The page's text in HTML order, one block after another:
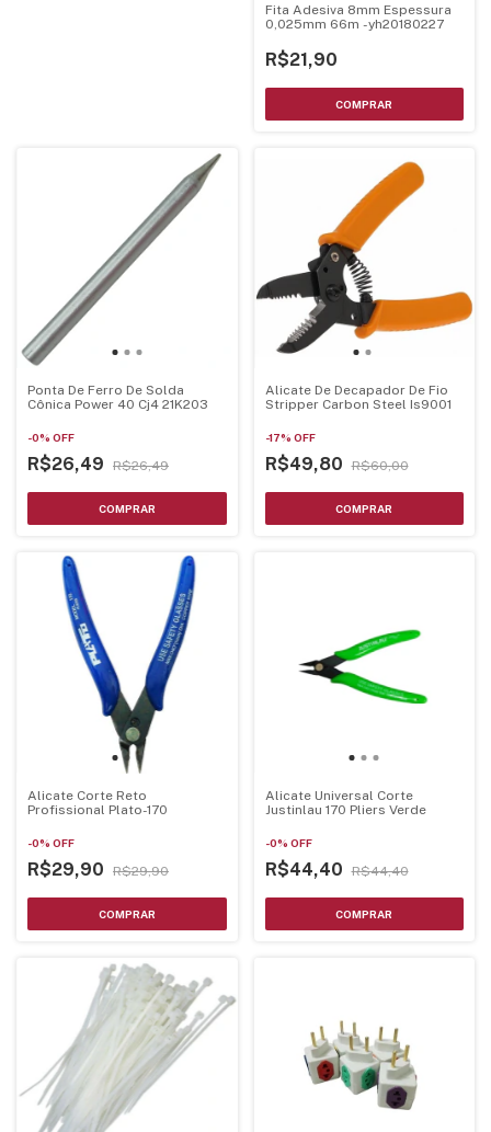
Fita Adesiva 8mm Espessura
0,025mm 66m -yh20180227
R$21,90
Ponta De Ferro De Solda
Cônica Power 40 Cj4 21K203
-0% OFF
R$26,49 R$26,49
Alicate De Decapador De Fio
Stripper Carbon Steel Is9001
-17% OFF
R$49,80 R$60,00
Alicate Corte Reto
Profissional Plato-170
-0% OFF
R$29,90 R$29,90
Alicate Universal Corte
Justinlau 170 Pliers Verde
-0% OFF
R$44,40 R$44,40